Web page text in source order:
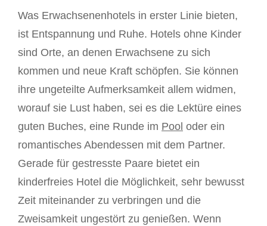
Was Erwachsenenhotels in erster Linie bieten,
ist Entspannung und Ruhe. Hotels ohne Kinder
sind Orte, an denen Erwachsene zu sich
kommen und neue Kraft schöpfen. Sie können
ihre ungeteilte Aufmerksamkeit allem widmen,
worauf sie Lust haben, sei es die Lektüre eines
guten Buches, eine Runde im Pool oder ein
romantisches Abendessen mit dem Partner.
Gerade für gestresste Paare bietet ein
kinderfreies Hotel die Möglichkeit, sehr bewusst
Zeit miteinander zu verbringen und die
Zweisamkeit ungestört zu genießen. Wenn